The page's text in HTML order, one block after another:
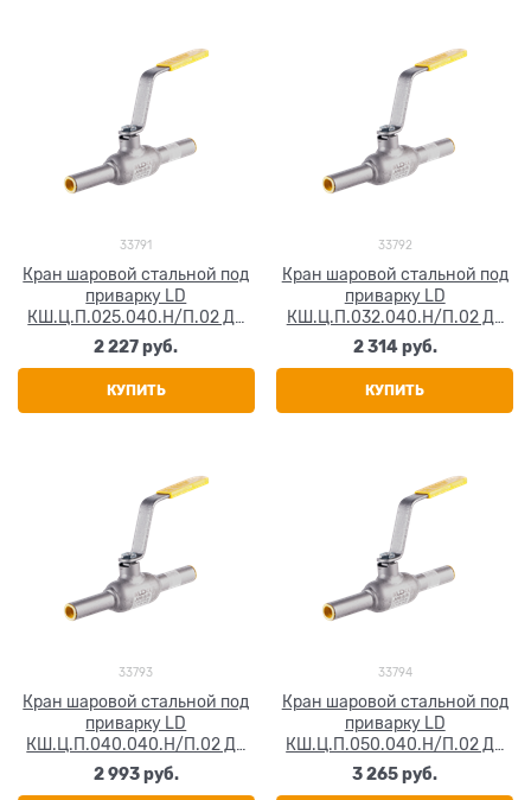
33791
Кран шаровой стальной под
приварку LD
КШ.Ц.П.025.040.Н/П.02 Ду
25 Ру40
2 227 руб.
КУПИТЬ
33792
Кран шаровой стальной под
приварку LD
КШ.Ц.П.032.040.Н/П.02 Ду
32 Ру40
2 314 руб.
КУПИТЬ
33793
Кран шаровой стальной под
приварку LD
КШ.Ц.П.040.040.Н/П.02 Ду
40 Ру40
2 993 руб.
33794
Кран шаровой стальной под
приварку LD
КШ.Ц.П.050.040.Н/П.02 Ду
50 Ру40
3 265 руб.